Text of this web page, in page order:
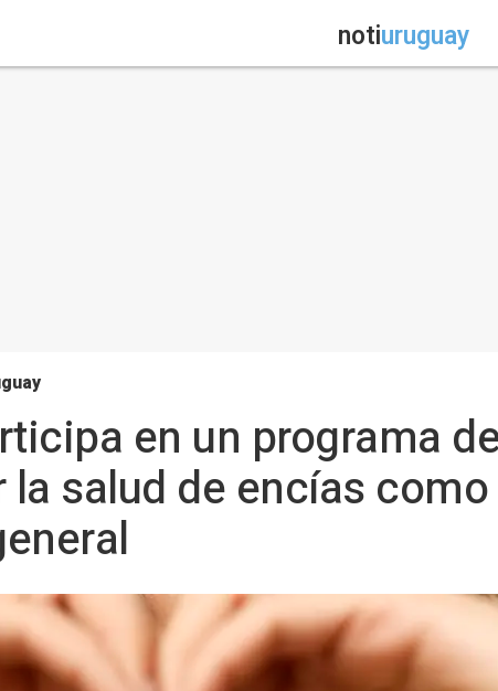
notiuruguay
en un programa
salud de encías